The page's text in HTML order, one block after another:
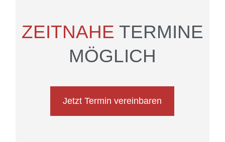
ZEITNAHE TERMINE
MÖGLICH
Jetzt Termin vereinbaren